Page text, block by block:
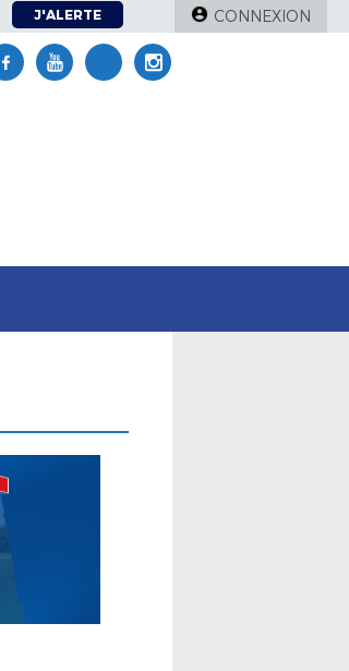
J'ALERTE CONNEXION